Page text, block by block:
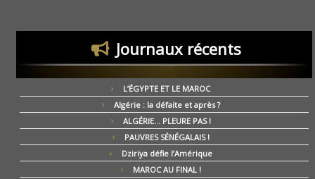
Journaux récents
L’ÉGYPTE ET LE MAROC
Algérie : la défaite et après ?
ALGÉRIE… PLEURE PAS !
PAUVRES SÉNÉGALAIS !
Dziriya défie l’Amérique
MAROC AU FINAL !